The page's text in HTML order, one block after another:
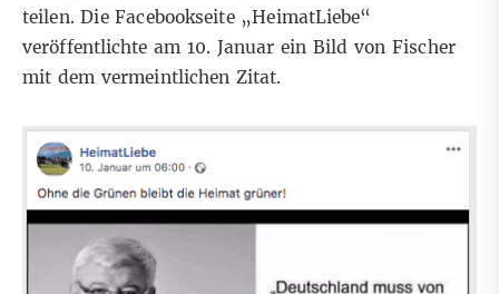
teilen. Die Facebookseite „HeimatLiebe“
veröffentlichte am 10. Januar ein Bild von Fischer
mit dem vermeintlichen Zitat.